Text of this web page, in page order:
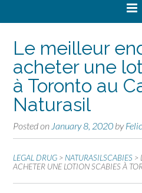
Le meilleur
acheter une
à Toronto au
Naturasil
Posted on January 8, 2020 by
LEGAL DRUG > NATURASILSCABIES >
ACHETER UNE LOTION SCABIES À